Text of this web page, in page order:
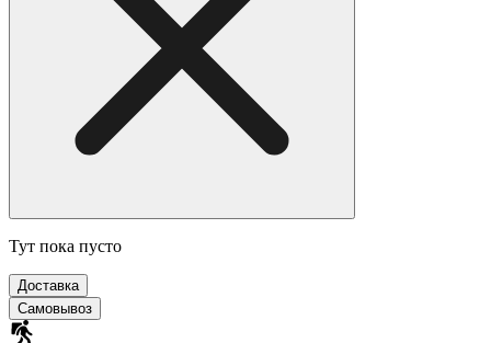
Тут пока пусто
Доставка
Самовывоз